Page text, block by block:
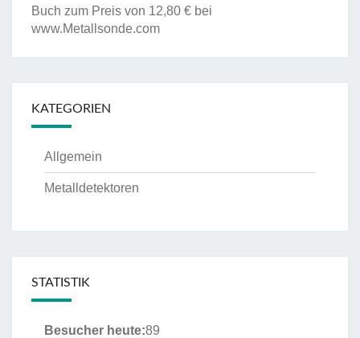
Buch zum Preis von 12,80 € bei
www.Metallsonde.com
KATEGORIEN
Allgemein
Metalldetektoren
STATISTIK
Besucher heute:89